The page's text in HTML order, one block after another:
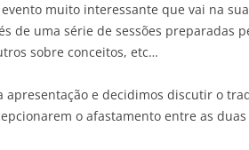
muito interessante que vai na
de uma série de sessões
sobre conceitos, etc…
apresentação e decidimos discutir o
o afastamento entre as